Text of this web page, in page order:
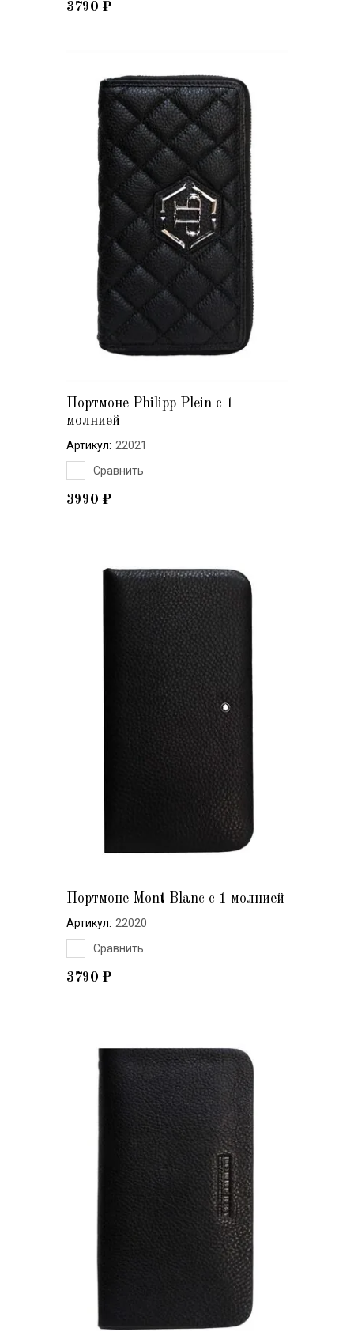
3790 ₽
Портмоне Philipp Plein с 1
молнией
3990 ₽
Артикул: 22021
Сравнить
Портмоне Mont Blanc с 1 молнией
3790 ₽
Артикул: 22020
Сравнить